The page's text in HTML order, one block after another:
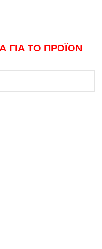
ΓΙΑ ΤΟ ΠΡΟΪΟΝ